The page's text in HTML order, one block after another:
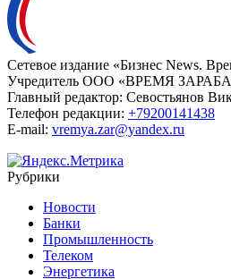
Нижегородская компания
автомобилей» (ПЛА) направит 60
модельного ряда Volga в России.
специальный инвестиционный
Минпромторгом был подписан в
«Ведомости» со ссылкой на
предприятия.